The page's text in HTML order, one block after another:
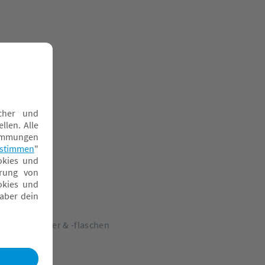
Trinklernbecher & -flaschen